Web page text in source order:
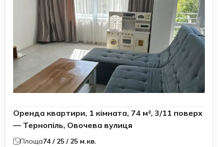
Оренда квартири, 1 кімната, 74 м², 3/11 поверх
— Тернопіль, Овочева вулиця
Площа74 / 25 / 25 м.кв.